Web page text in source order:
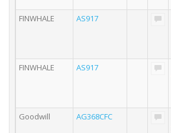
FINWHALE AS917
FINWHALE
AS917
Goodwill
AG368CFC